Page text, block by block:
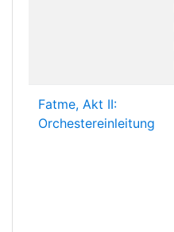
Fatme, Akt II:
Orchestereinleitung